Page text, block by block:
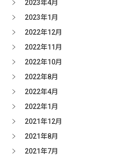
2023年4月
2023年1月
2022年12月
2022年11月
2022年10月
2022年8月
2022年4月
2022年1月
2021年12月
2021年8月
2021年7月